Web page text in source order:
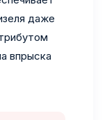
даже
впрыска